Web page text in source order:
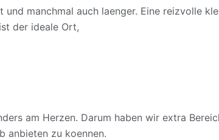
manchmal auch laenger. Eine reizvolle
der ideale Ort,
am Herzen. Darum haben wir extra
anbieten zu koennen.